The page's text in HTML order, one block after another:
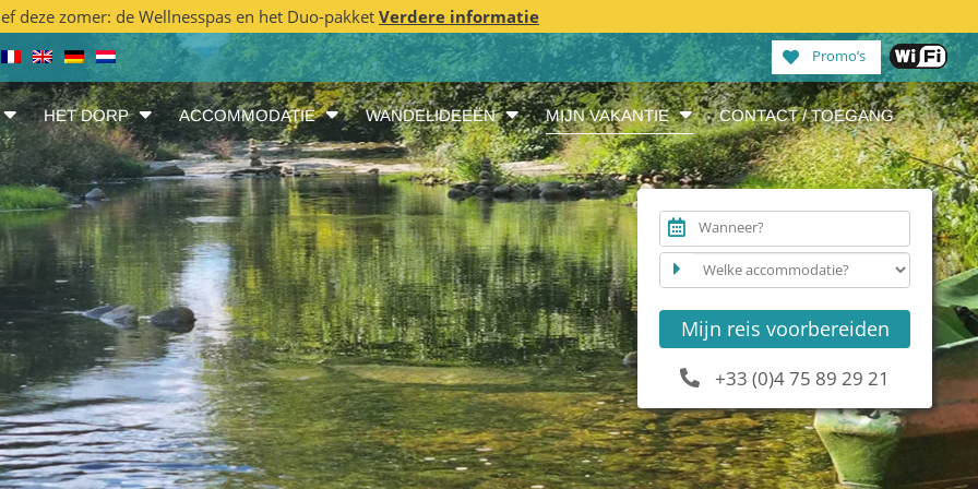
deze zomer: de Wellnesspas en het Duo-pakket Verdere informatie
Promo’s
HET DORP ACCOMMODATIE WANDELIDEEËN MIJN VAKANTIE CONTACT / TOEGANG
Wanneer?
Mijn reis voorbereiden
+33 (0)4 75 89 29 21